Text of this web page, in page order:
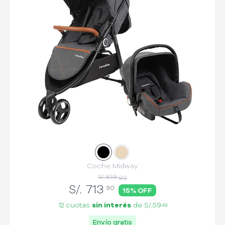
Slide 1
Slide
Coche Midway
S/. 839 90
S/. 713 90 15% OFF
12 cuotas sin interésde S/.59 49
Envío gratis